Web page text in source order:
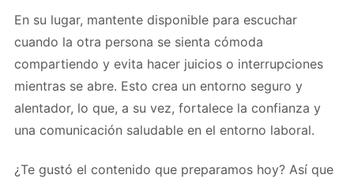
En su lugar, mantente disponible para escuchar
cuando la otra persona se sienta cómoda
compartiendo y evita hacer juicios o interrupciones
mientras se abre. Esto crea un entorno seguro y
alentador, lo que, a su vez, fortalece la confianza y
una comunicación saludable en el entorno laboral.
¿Te gustó el contenido que preparamos hoy? Así que